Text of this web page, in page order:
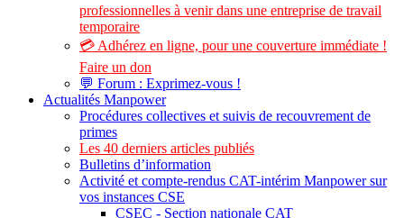
professionnelles à venir dans une entreprise de travail
temporaire
💳 Adhérez en ligne, pour une couverture immédiate !
Faire un don
💬 Forum : Exprimez-vous !
Actualités Manpower
Procédures collectives et suivis de recouvrement de
primes
Les 40 derniers articles publiés
Bulletins d’information
Activité et compte-rendus CAT-intérim Manpower sur
vos instances CSE
CSEC - Section nationale CAT